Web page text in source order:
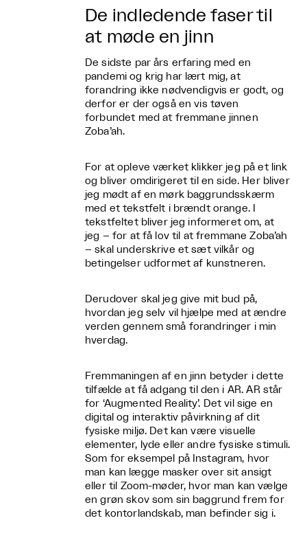
De indledende faser til
at møde en jinn
De sidste par års erfaring med en
pandemi og krig har lært mig, at
forandring ikke nødvendigvis er godt, og
derfor er der også en vis tøven
forbundet med at fremmane jinnen
Zoba’ah.
For at opleve værket klikker jeg på et link
og bliver omdirigeret til en side. Her bliver
jeg mødt af en mørk baggrundsskærm
med et tekstfelt i brændt orange. I
tekstfeltet bliver jeg informeret om, at
jeg – for at få lov til at fremmane Zoba’ah
– skal underskrive et sæt vilkår og
betingelser udformet af kunstneren.
Derudover skal jeg give mit bud på,
hvordan jeg selv vil hjælpe med at ændre
verden gennem små forandringer i min
hverdag.
Fremmaningen af en jinn betyder i dette
tilfælde at få adgang til den i AR. AR står
for ‘Augmented Reality’. Det vil sige en
digital og interaktiv påvirkning af dit
fysiske miljø. Det kan være visuelle
elementer, lyde eller andre fysiske stimuli.
Som for eksempel på Instagram, hvor
man kan lægge masker over sit ansigt
eller til Zoom-møder, hvor man kan vælge
en grøn skov som sin baggrund frem for
det kontorlandskab, man befinder sig i.